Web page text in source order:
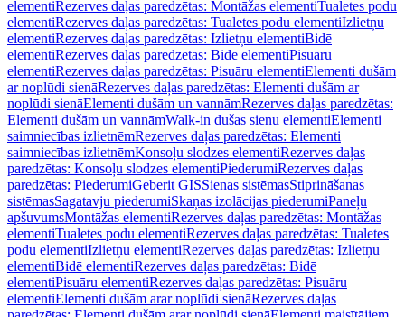
elementiRezerves daļas paredzētas: Montāžas elementiTualetes podu
elementiRezerves daļas paredzētas: Tualetes podu elementiIzlietņu
elementiRezerves daļas paredzētas: Izlietņu elementiBidē
elementiRezerves daļas paredzētas: Bidē elementiPisuāru
elementiRezerves daļas paredzētas: Pisuāru elementiElementi dušām
ar noplūdi sienāRezerves daļas paredzētas: Elementi dušām ar
noplūdi sienāElementi dušām un vannāmRezerves daļas paredzētas:
Elementi dušām un vannāmWalk-in dušas sienu elementiElementi
saimniecības izlietnēmRezerves daļas paredzētas: Elementi
saimniecības izlietnēmKonsoļu slodzes elementiRezerves daļas
paredzētas: Konsoļu slodzes elementiPiederumiRezerves daļas
paredzētas: PiederumiGeberit GISSienas sistēmasStiprināšanas
sistēmasSagatavju piederumiSkaņas izolācijas piederumiPaneļu
apšuvumsMontāžas elementiRezerves daļas paredzētas: Montāžas
elementiTualetes podu elementiRezerves daļas paredzētas: Tualetes
podu elementiIzlietņu elementiRezerves daļas paredzētas: Izlietņu
elementiBidē elementiRezerves daļas paredzētas: Bidē
elementiPisuāru elementiRezerves daļas paredzētas: Pisuāru
elementiElementi dušām arar noplūdi sienāRezerves daļas